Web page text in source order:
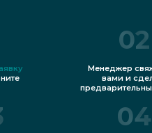
02
Менеджер
вами и
04